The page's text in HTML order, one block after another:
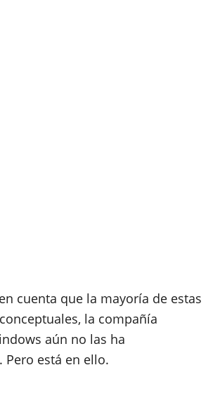
cuenta que la mayoría de estas
la compañía
aún no las ha
está en ello.